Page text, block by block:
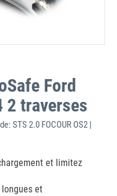
Ford
2 traverses
STS 2.0 FOCOUR OS2 |
et limitez
et